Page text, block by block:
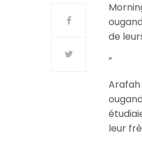
de
”
Arafah
leur